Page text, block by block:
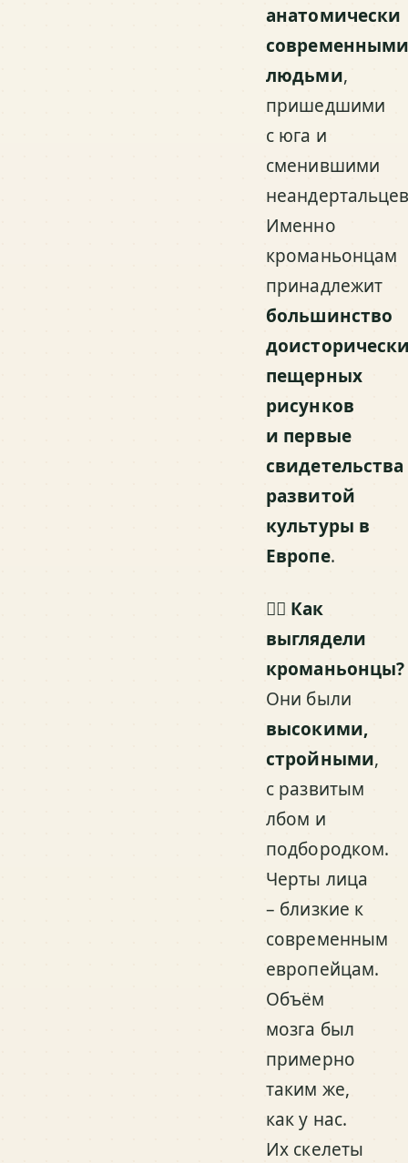
анатомически
людьми,
пришедшими
с юга и
сменившими
Именно
кроманьонцам
принадлежит
большинство
пещерных
рисунков
и первые
свидетельства
развитой
культуры в
Европе.
🧍‍♂️ Как
выглядели
кроманьонцы?
Они были
высокими,
стройными,
с развитым
лбом и
подбородком.
Черты лица
– близкие к
современным
европейцам.
Объём
мозга был
примерно
таким же,
как у нас.
Их скелеты